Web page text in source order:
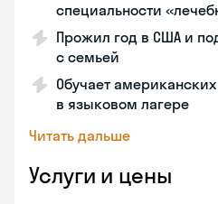
специальности
Прожил год в США и
с семьей
Обучает
в языковом лагере
Читать дальше
Услуги и цены